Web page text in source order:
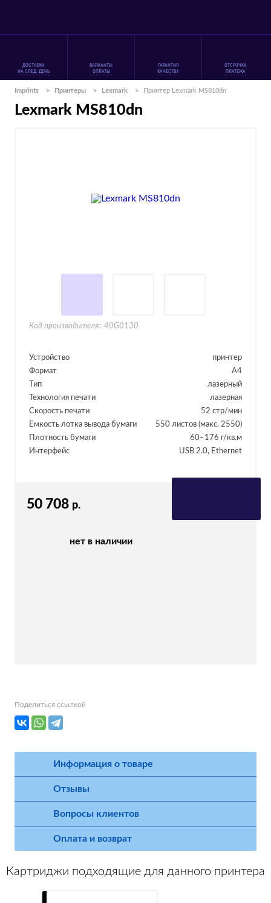
ДОСТАВКА
НА СЛЕД. ДЕНЬ
ВАРИАНТЫ
ОПЛАТЫ
ГАРАНТИЯ
КАЧЕСТВА
ОТСРОЧКА
ПЛАТЕЖА
Imprints > Принтеры > Lexmark > Принтер Lexmark MS810dn
Lexmark MS810dn
50 708 р.
нет в наличии
Код производителя: 40G0130
принтер
Устройство
A4
Формат
лазерный
Тип
лазерная
Технология печати
52 стр/мин
Скорость печати
550 листов (макс. 2550)
Емкость лотка вывода бумаги
60–176 г/кв.м
Плотность бумаги
USB 2.0, Ethernet
Интерфейс
Поделиться ссылкой
Информация о товаре
Отзывы
Вопросы клиентов
Оплата и возврат
Картриджи подходящие для данного принтера